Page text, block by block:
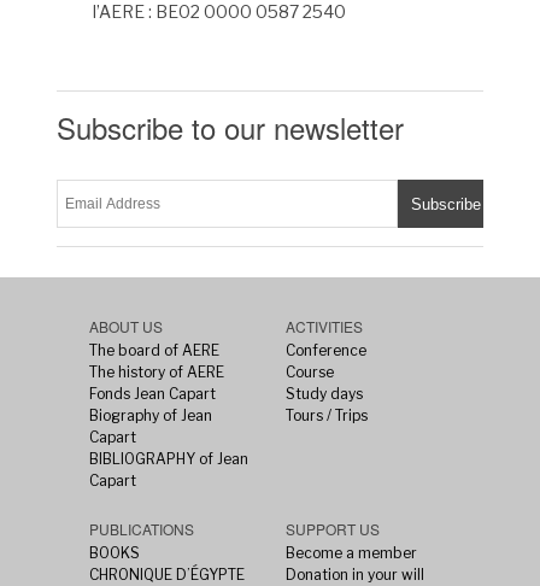
l’AERE : BE02 0000 0587 2540
Subscribe to our newsletter
ABOUT US
The board of AERE
The history of AERE
Fonds Jean Capart
Biography of Jean
Capart
BIBLIOGRAPHY of Jean
Capart
ACTIVITIES
Conference
Course
Study days
Tours / Trips
PUBLICATIONS
BOOKS
CHRONIQUE D’ÉGYPTE
SUPPORT US
Become a member
Donation in your will